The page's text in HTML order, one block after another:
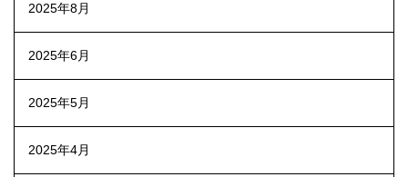
2025年8月
2025年6月
2025年5月
2025年4月